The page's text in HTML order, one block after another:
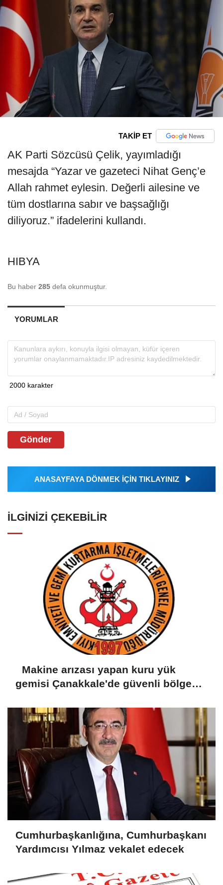
TAKİP ET
AK Parti Sözcüsü Çelik, yayımladığı
mesajda “Yazar ve gazeteci Nihat Genç’e
Allah rahmet eylesin. Değerli ailesine ve
tüm dostlarına sabır ve başsağlığı
diliyoruz.” ifadelerini kullandı.
HIBYA
Bu haber 285 defa okunmuştur.
YORUMLAR
Gönder
ANASAYFAYA DÖNMEK İÇİN TIKLAYINIZ
İLGINIZI ÇEKEBILIR
Makine arızası yapan kuru yük
gemisi Çanakkale'de güvenli bölgeye
Cumhurbaşkanlığına, Cumhurbaşkanı
Yardımcısı Yılmaz vekalet edecek